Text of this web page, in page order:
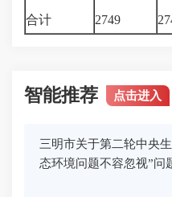
合计 2749
智能推荐 点击进入
三明市关于第二轮中央
态环境问题不容忽视”问